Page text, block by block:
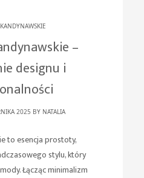
–
designu i
2025 BY NATALIA
to esencja prostoty,
stylu, który
Łącząc minimalizm